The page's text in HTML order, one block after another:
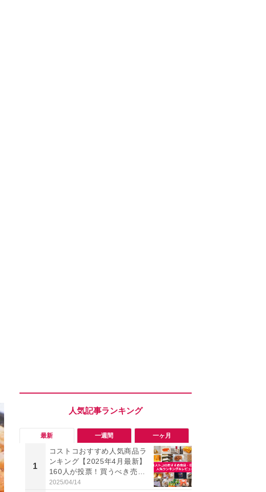
最新 一週間 一ヶ月
1
コストコおすすめ人気商品ラ
ンキング【2025年4月最新】
160人が投票！買うべき売れ
筋食品惣菜・日用品雑貨＆セ
2025/04/14